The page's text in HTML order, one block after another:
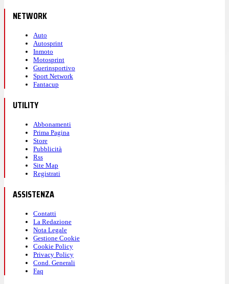
NETWORK
Auto
Autosprint
Inmoto
Motosprint
Guerinsportivo
Sport Network
Fantacup
UTILITY
Abbonamenti
Prima Pagina
Store
Pubblicità
Rss
Site Map
Registrati
ASSISTENZA
Contatti
La Redazione
Nota Legale
Gestione Cookie
Cookie Policy
Privacy Policy
Cond. Generali
Faq